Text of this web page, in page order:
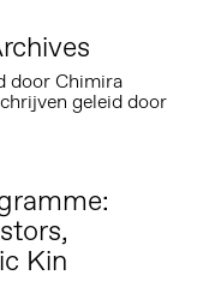
door Chimira
geleid door
Kin